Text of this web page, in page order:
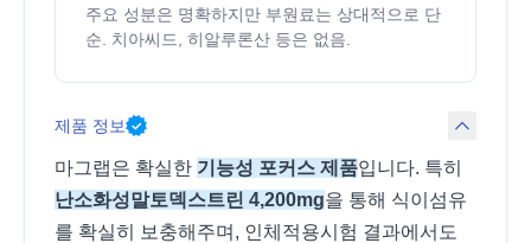
주요 성분은 명확하지만 부원료는 상대적으로 단
순. 치아씨드, 히알루론산 등은 없음.
제품 정보
마그랩은 확실한 기능성 포커스 제품입니다. 특히
난소화성말토덱스트린 4,200mg을 통해 식이섬유
를 확실히 보충해주며, 인체적용시험 결과에서도